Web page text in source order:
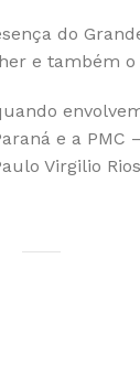
do
e também
e a
Virgilio